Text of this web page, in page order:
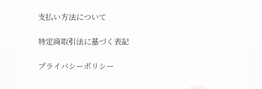
支払い方法について
特定商取引法に基づく表記
プライバシーポリシー